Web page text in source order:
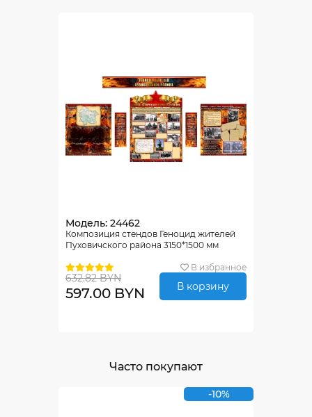
Модель: 24462
Композиция стендов Геноцид жителей
Пуховичского района 3150*1500 мм
В избранное
632.82 BYN
597.00 BYN В корзину
Часто покупают
-10%